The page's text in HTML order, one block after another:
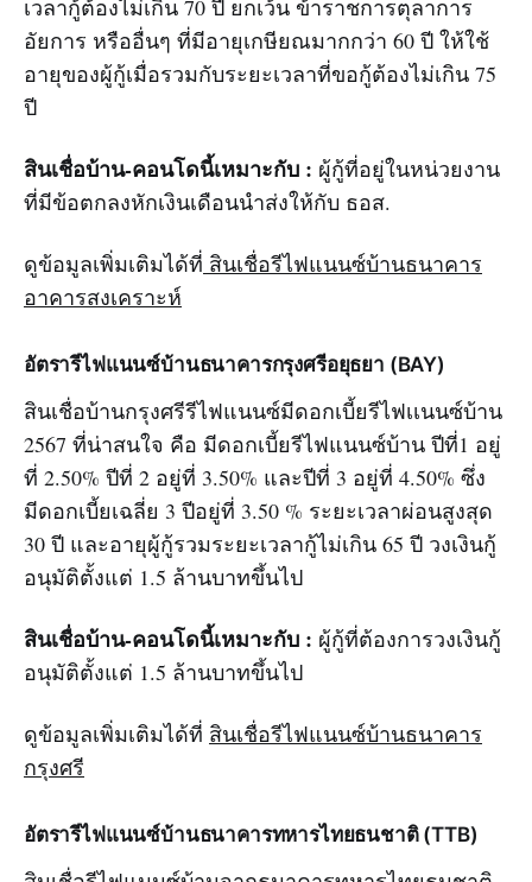
เวลากู้ต้องไม่เกิน 70 ปี ยกเว้น ข้าราชการตุลาการ
อัยการ หรืออื่นๆ ที่มีอายุเกษียณมากกว่า 60 ปี ให้ใช้
อายุของผู้กู้เมื่อรวมกับระยะเวลาที่ขอกู้ต้องไม่เกิน 75
ปี
สินเชื่อบ้าน-คอนโดนี้เหมาะกับ : ผู้กู้ที่อยู่ในหน่วยงาน
ที่มีข้อตกลงหักเงินเดือนนำส่งให้กับ ธอส.
ดูข้อมูลเพิ่มเติมได้ที่ สินเชื่อรีไฟแนนซ์บ้านธนาคาร
อาคารสงเคราะห์
อัตรารีไฟแนนซ์บ้านธนาคารกรุงศรีอยุธยา (BAY)
สินเชื่อบ้านกรุงศรีรีไฟแนนซ์มีดอกเบี้ยรีไฟเเนนซ์บ้าน
2567 ที่น่าสนใจ คือ มีดอกเบี้ยรีไฟแนนซ์บ้าน ปีที่1 อยู่
ที่ 2.50% ปีที่ 2 อยู่ที่ 3.50% และปีที่ 3 อยู่ที่ 4.50% ซึ่ง
มีดอกเบี้ยเฉลี่ย 3 ปีอยู่ที่ 3.50 % ระยะเวลาผ่อนสูงสุด
30 ปี และอายุผู้กู้รวมระยะเวลากู้ไม่เกิน 65 ปี วงเงินกู้
อนุมัติตั้งแต่ 1.5 ล้านบาทขึ้นไป
สินเชื่อบ้าน-คอนโดนี้เหมาะกับ : ผู้กู้ที่ต้องการวงเงินกู้
อนุมัติตั้งแต่ 1.5 ล้านบาทขึ้นไป
ดูข้อมูลเพิ่มเติมได้ที่ สินเชื่อรีไฟแนนซ์บ้านธนาคาร
กรุงศรี
อัตรารีไฟแนนซ์บ้านธนาคารทหารไทยธนชาติ (TTB)